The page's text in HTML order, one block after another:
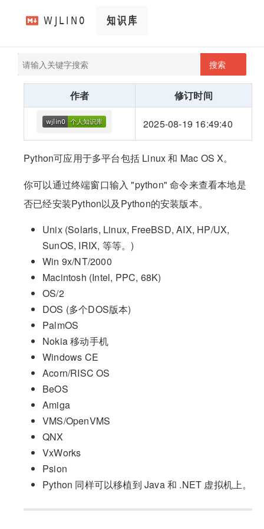
搜索
pathScan
wjlin0's blog
作者 修订时间
2025-08-19 16:49:40
Python可应用于多平台包括 Linux 和 Mac OS X。
你可以通过终端窗口输入 "python" 命令来查看本地是
否已经安装Python以及Python的安装版本。
Unix (Solaris, Linux, FreeBSD, AIX, HP/UX,
SunOS, IRIX, 等等。)
Win 9x/NT/2000
Macintosh (Intel, PPC, 68K)
OS/2
DOS (多个DOS版本)
PalmOS
Nokia 移动手机
Windows CE
Acorn/RISC OS
BeOS
Amiga
VMS/OpenVMS
QNX
VxWorks
Psion
Python 同样可以移植到 Java 和 .NET 虚拟机上。